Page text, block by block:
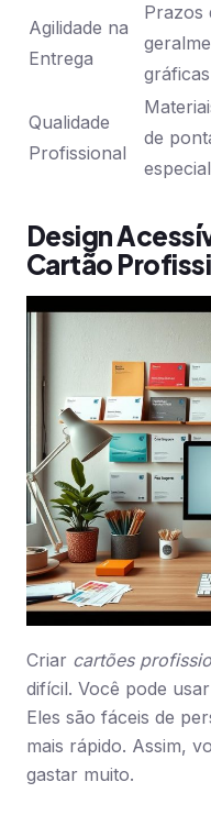
Agilidade na
Entrega
Prazos
Qualidade
Profissional
de
Design
Cartão
Criar cartões
difícil. Você pode usar
Eles são fáceis de
mais rápido. Assim,
gastar muito.